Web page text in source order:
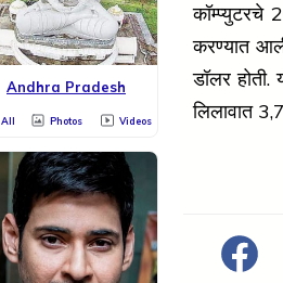
Andhra Pradesh
All Photos Videos
कॉम्प्युटरचे
करण्यात
डॉलर होती.
लिलावात